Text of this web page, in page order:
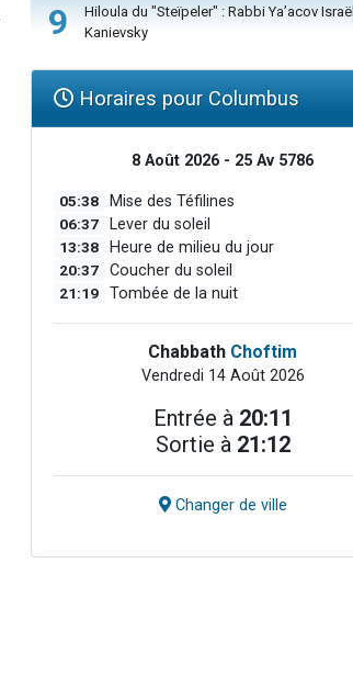
9
Hiloula du "Steïpeler" : Rabbi Ya’acov Israël
Kanievsky
Horaires pour Columbus
8 Août 2026 - 25 Av 5786
05:38 Mise des Téfilines
06:37 Lever du soleil
13:38 Heure de milieu du jour
20:37 Coucher du soleil
21:19 Tombée de la nuit
Chabbath Choftim
Vendredi 14 Août 2026
Entrée à 20:11
Sortie à 21:12
Changer de ville